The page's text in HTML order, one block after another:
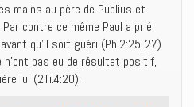
mains au père de Publius et
contre ce même Paul a prié
qu’il soit guéri (Ph.2:25-27)
pas eu de résultat positif,
lui (2Ti.4:20).